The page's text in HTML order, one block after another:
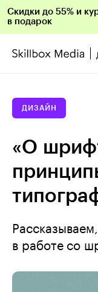
Скидки до 55% и
в подарок
ДИЗАЙН
«О
в работе со